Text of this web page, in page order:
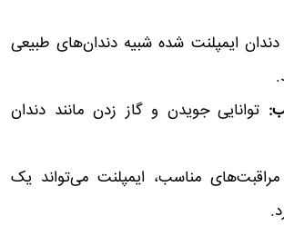
دندان ایمپلنت شده شبیه دندان‌های طبیعی
توانایی جویدن و گاز زدن مانند دندان
مراقبت‌های مناسب، ایمپلنت می‌تواند یک